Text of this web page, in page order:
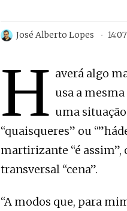
José Alberto Lopes
H averá algo
usa a
uma
“quaisqueres” ou
martirizante “é assim”,
transversal “cena”.
“A modos que, para